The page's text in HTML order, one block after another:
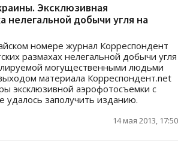
Эксклюзивная
нелегальной добычи угля на
номере журнал Корреспондент
размахах нелегальной добычи угля
могущественными людьми
материала Корреспондент.net
эксклюзивной аэрофотосъемки с
удалось заполучить изданию.
14 мая 2013, 17:50